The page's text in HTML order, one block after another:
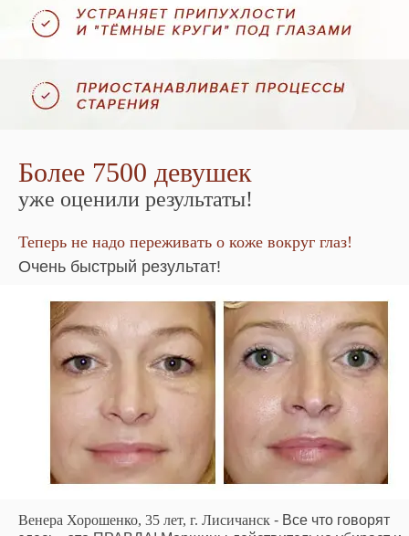
Более 7500 девушек
уже оценили результаты!
Теперь не надо переживать о коже вокруг глаз!
Очень быстрый результат!
Венера Хорошенко, 35 лет, г. Лисичанск - Все что говорят